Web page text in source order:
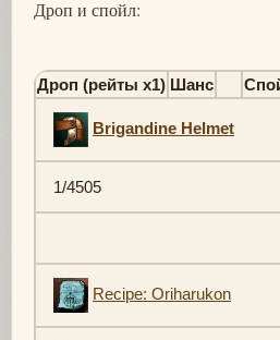
Дроп и спойл:
Дроп (рейты х1) Шанс
Brigandine Helmet
1/4505
Recipe: Oriharukon